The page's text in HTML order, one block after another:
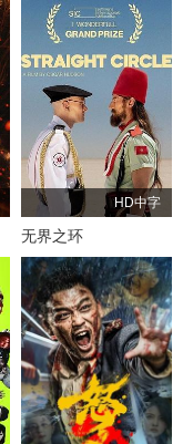
HD中字
无界之环